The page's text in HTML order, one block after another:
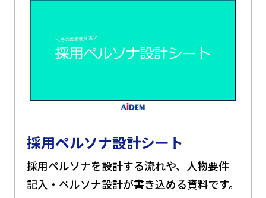
採用ペルソナ設計シート
採用ペルソナを設計する流れや、人物要件
記入・ペルソナ設計が書き込める資料です。